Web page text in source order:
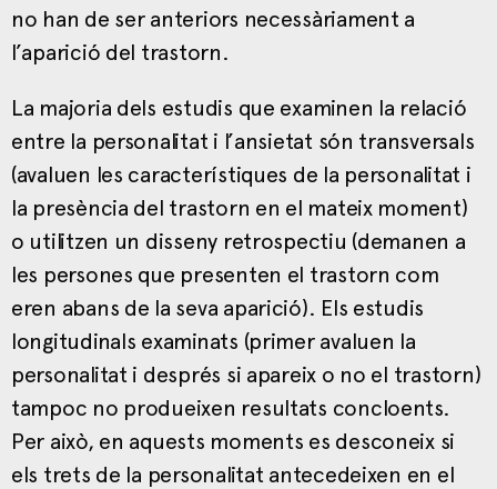
no han de ser anteriors necessàriament a
l’aparició del trastorn.
La majoria dels estudis que examinen la relació
entre la personalitat i l’ansietat són transversals
(avaluen les característiques de la personalitat i
la presència del trastorn en el mateix moment)
o utilitzen un disseny retrospectiu (demanen a
les persones que presenten el trastorn com
eren abans de la seva aparició). Els estudis
longitudinals examinats (primer avaluen la
personalitat i després si apareix o no el trastorn)
tampoc no produeixen resultats concloents.
Per això, en aquests moments es desconeix si
els trets de la personalitat antecedeixen en el